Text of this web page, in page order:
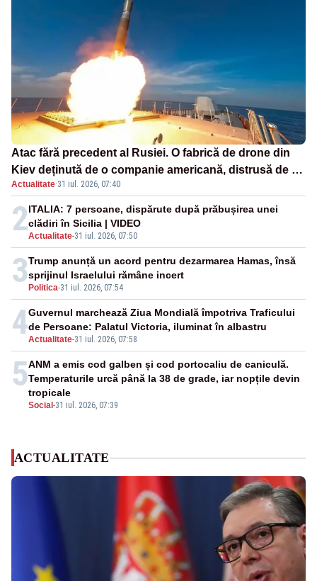
Atac fără precedent al Rusiei. O fabrică de drone din
Kiev deținută de o companie americană, distrusă de o
rachetă rusească
Actualitate·31 iul. 2026, 07:40
2Actualitate-31 iul. 2026, 07:50
ITALIA: 7 persoane, dispărute după prăbușirea unei
clădiri în Sicilia | VIDEO
3 Politica-31 iul. 2026, 07:54
Trump anunță un acord pentru dezarmarea Hamas, însă
sprijinul Israelului rămâne incert
4Actualitate-31 iul. 2026, 07:58
Guvernul marchează Ziua Mondială împotriva Traficului
de Persoane: Palatul Victoria, iluminat în albastru
5
Social -31 iul. 2026, 07:39
ANM a emis cod galben și cod portocaliu de caniculă.
Temperaturile urcă până la 38 de grade, iar nopțile devin
tropicale
ACTUALITATE